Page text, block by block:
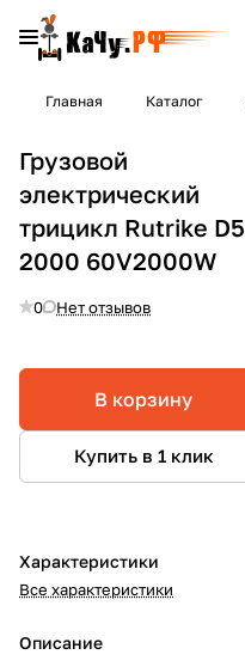
Главная Каталог
Грузовой
электрический
трицикл Rutrike D5
2000 60V2000W
0 Нет отзывов
В корзину
Купить в 1 клик
Характеристики
Все характеристики
Описание